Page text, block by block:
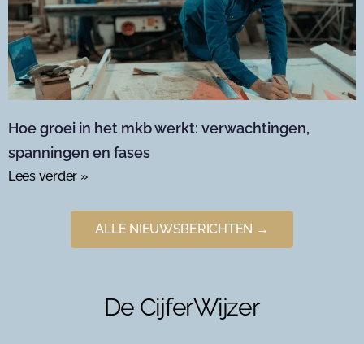
Hoe groei in het mkb werkt: verwachtingen,
spanningen en fases
Lees verder »
ALLE NIEUWSBERICHTEN →
De CijferWijzer